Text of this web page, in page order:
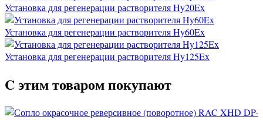
Установка для регенерации растворителя Hy20Ex
Установка для регенерации растворителя Hy60Ex
Установка для регенерации растворителя Hy125Ex
C этим товаром покупают